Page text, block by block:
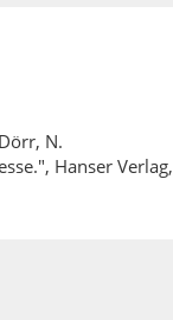
N.
Hanser Verlag,